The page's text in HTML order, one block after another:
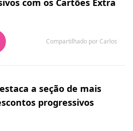
com os Cartões Extra
Compartilhado por Carlos
a seção de mais
progressivos